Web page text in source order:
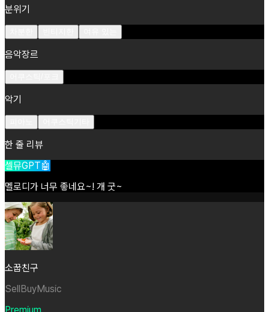
분위기
음악장르
악기
한 줄 리뷰
셀뮤GPT🤖
멜로디가 너무 좋네요~! 개 굿~
소꿉친구
SellBuyMusic